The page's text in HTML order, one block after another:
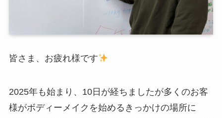
皆さま、お疲れ様です
2025年も始まり、10日が経ちましたが多くのお客
様がボディーメイクを始めるきっかけの場所に